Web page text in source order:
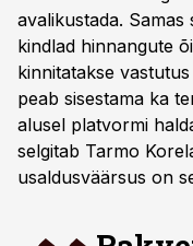
avalikustada. Samas
kindlad hinnangute
kinnitatakse
peab sisestama ka
alusel platvormi
selgitab Tarmo
usaldusväärsus on